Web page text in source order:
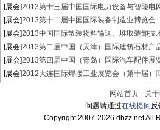
[展会]2013第十三届中国国际电力设备与智能电
[展会]2013第十二届中国国际装备制造业博览会
[展会]2013中国国际散装物料输送、堆取装卸技
[展会]2013第二届中国（天津）国际建筑石材产
[展会]2013第四届中国（青岛）国际汽车配件展
[展会]2012大连国际焊接工业展览会（第十届）
网站首页 - 关
问题请通过在线提问反
Copyright 2007-2026 dbzz.net All